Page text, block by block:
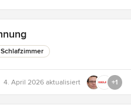
Schlafzimmer
4. April 2026 aktualisiert +1